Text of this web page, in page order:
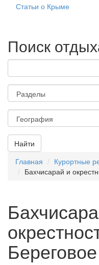
Статьи о Крыме
Поиск
Найти
Главная
Курортные
Бахчисарай и
Береговое